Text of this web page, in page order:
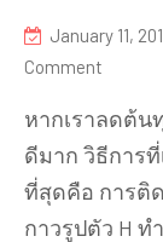
January 11,
Comment
เทป
กาว
แบบ
ไหน
หากเราลดต้น
ดีมาก วิธีการ
ที่สุดคือ การติ
กาวรูปตัว H ท